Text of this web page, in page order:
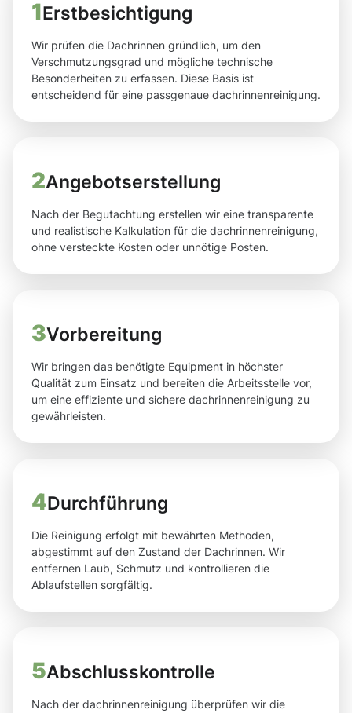
1Erstbesichtigung
Wir prüfen die Dachrinnen gründlich, um den
Verschmutzungsgrad und mögliche technische
Besonderheiten zu erfassen. Diese Basis ist
entscheidend für eine passgenaue dachrinnenreinigung.
2Angebotserstellung
Nach der Begutachtung erstellen wir eine transparente
und realistische Kalkulation für die dachrinnenreinigung,
ohne versteckte Kosten oder unnötige Posten.
3Vorbereitung
Wir bringen das benötigte Equipment in höchster
Qualität zum Einsatz und bereiten die Arbeitsstelle vor,
um eine effiziente und sichere dachrinnenreinigung zu
gewährleisten.
4Durchführung
Die Reinigung erfolgt mit bewährten Methoden,
abgestimmt auf den Zustand der Dachrinnen. Wir
entfernen Laub, Schmutz und kontrollieren die
Ablaufstellen sorgfältig.
5Abschlusskontrolle
Nach der dachrinnenreinigung überprüfen wir die